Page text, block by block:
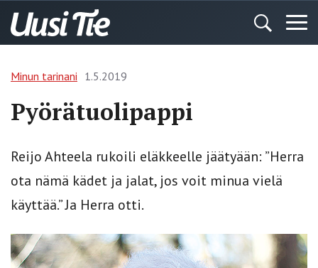
Minun tarinani 1.5.2019
Pyörätuolipappi
Reijo Ahteela rukoili eläkkeelle jäätyään: ”Herra
ota nämä kädet ja jalat, jos voit minua vielä
käyttää.” Ja Herra otti.